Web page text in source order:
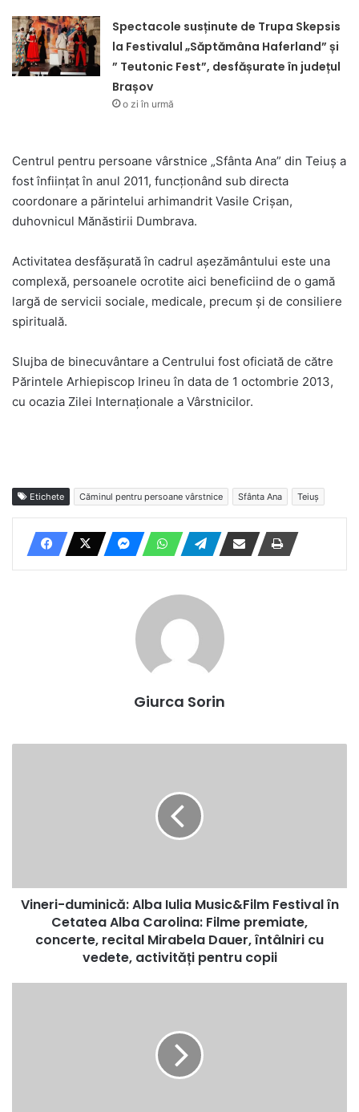
Spectacole susținute de Trupa Skepsis
la Festivalul „Săptămâna Haferland” și
” Teutonic Fest”, desfășurate în județul
Brașov
o zi în urmă
Centrul pentru persoane vârstnice „Sfânta Ana” din Teiuș a
fost înființat în anul 2011, funcționând sub directa
coordonare a părintelui arhimandrit Vasile Crișan,
duhovnicul Mănăstirii Dumbrava.
Activitatea desfășurată în cadrul așezământului este una
complexă, persoanele ocrotite aici beneficiind de o gamă
largă de servicii sociale, medicale, precum și de consiliere
spirituală.
Slujba de binecuvântare a Centrului fost oficiată de către
Părintele Arhiepiscop Irineu în data de 1 octombrie 2013,
cu ocazia Zilei Internaționale a Vârstnicilor.
Etichete Căminul pentru persoane vârstnice Sfânta Ana Teiuș
Giurca Sorin
Alba
Carolina:
premiate,
Mirabela
Vineri-duminică: Alba Iulia Music&Film Festival în
Cetatea Alba Carolina: Filme premiate,
concerte, recital Mirabela Dauer, întâlniri cu
vedete, activități pentru copii